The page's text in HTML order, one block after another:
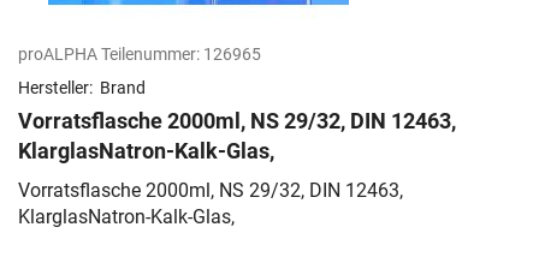
proALPHA Teilenummer: 126965
Hersteller: Brand
Vorratsflasche 2000ml, NS 29/32, DIN 12463,
KlarglasNatron-Kalk-Glas,
Vorratsflasche 2000ml, NS 29/32, DIN 12463,
KlarglasNatron-Kalk-Glas,